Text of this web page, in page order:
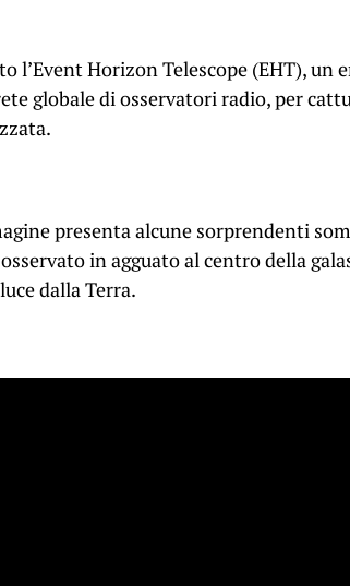
l’Event Horizon Telescope (EHT), un
globale di osservatori radio, per
presenta alcune sorprendenti
in agguato al centro della
dalla Terra.